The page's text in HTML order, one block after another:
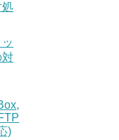
処
対
)